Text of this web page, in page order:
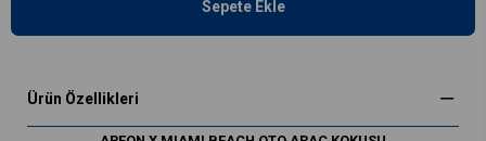
Ürün Özellikleri